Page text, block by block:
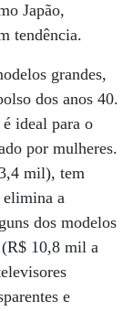
Japão,
tendência.
grandes,
dos anos 40.
ideal para o
por mulheres.
mil), tem
elimina a
dos modelos
10,8 mil a
e